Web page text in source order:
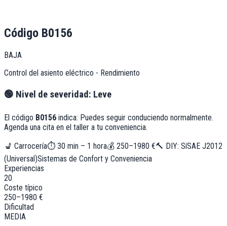
Código B0156
BAJA
Control del asiento eléctrico - Rendimiento
🟢 Nivel de severidad: Leve
El código B0156 indica: Puedes seguir conduciendo normalmente.
Agenda una cita en el taller a tu conveniencia.
💺 Carrocería⏱ 30 min – 1 hora💰 250–1980 €🔨 DIY: SíSAE J2012
(Universal)Sistemas de Confort y Conveniencia
Experiencias
20
Coste típico
250–1980 €
Dificultad
MEDIA